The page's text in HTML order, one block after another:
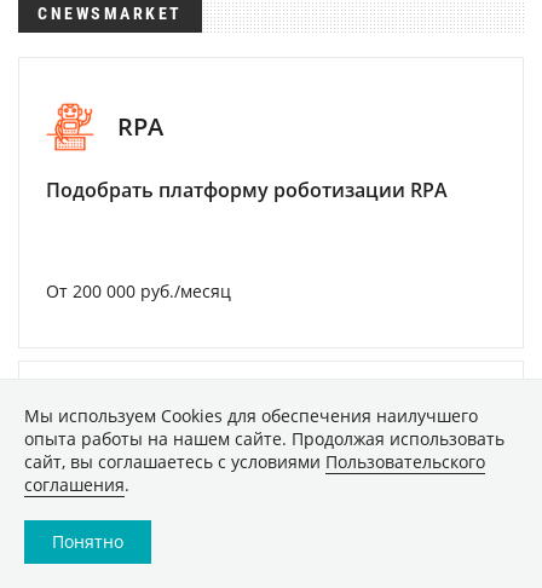
CNEWSMARKET
RPA
Подобрать платформу роботизации RPA
От 200 000 руб./месяц
Email-рассылки
Выбор сервиса для почтовых рассылок
Мы используем Сookies для обеспечения наилучшего
опыта работы на нашем сайте. Продолжая использовать
сайт, вы соглашаетесь с условиями Пользовательского
соглашения.
Понятно